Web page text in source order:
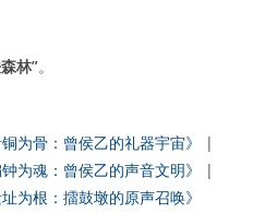
林”。
为骨：曾侯乙的礼器宇宙》
|
为魂：曾侯乙的声音文明》
|
为根：擂鼓墩的原声召唤》